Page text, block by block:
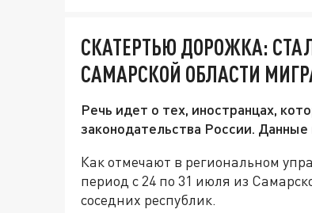
СКАТЕРТЬЮ ДОРОЖКА:
САМАРСКОЙ ОБЛАСТИ
Речь идет о тех, иностранцах,
законодательства России.
Как отмечают в региональном
период с 24 по 31 июля из
соседних республик.